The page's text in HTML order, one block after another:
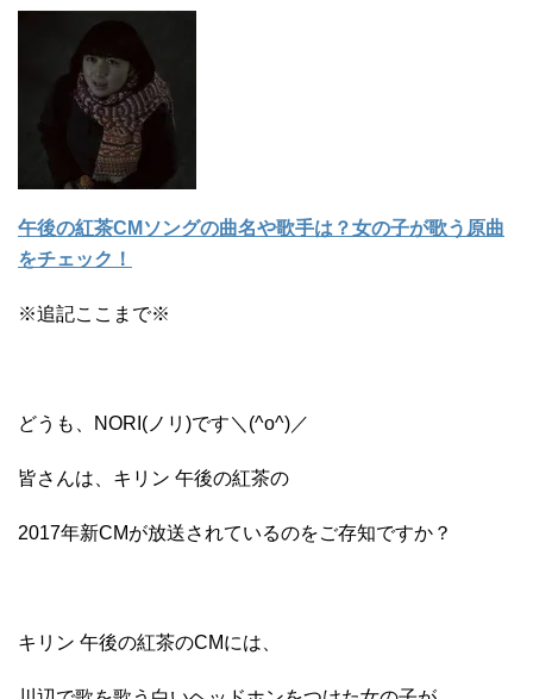
午後の紅茶CMソングの曲名や歌手は？女の子が歌う原曲
をチェック！
※追記ここまで※
どうも、NORI(ノリ)です＼(^o^)／
皆さんは、キリン 午後の紅茶の
2017年新CMが放送されているのをご存知ですか？
キリン 午後の紅茶のCMには、